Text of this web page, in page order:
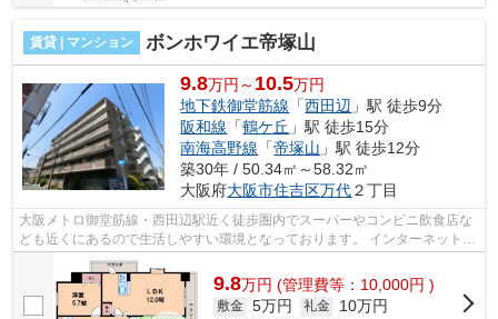
賃貸 | マンション ボンホワイエ帝塚山
9.8万円～ 10.5万円
地下鉄御堂筋線 「西田辺 」駅 徒歩9分
阪和線 「鶴ケ丘 」駅 徒歩15分
南海高野線 「帝塚山 」駅 徒歩12分
築30年 / 50.34㎡～58.32㎡
大阪府大阪市住吉区万代２丁目
大阪メトロ御堂筋線・西田辺駅近く徒歩圏内でスーパーやコンビニ飲食店な
ども近くにあるので生活しやすい環境となっております。 インターネットが
無料！24時間ゴミ出し可能など嬉し...
9.8万円 (管理費等：10,000円 )
敷金 5万円 礼金
10万円